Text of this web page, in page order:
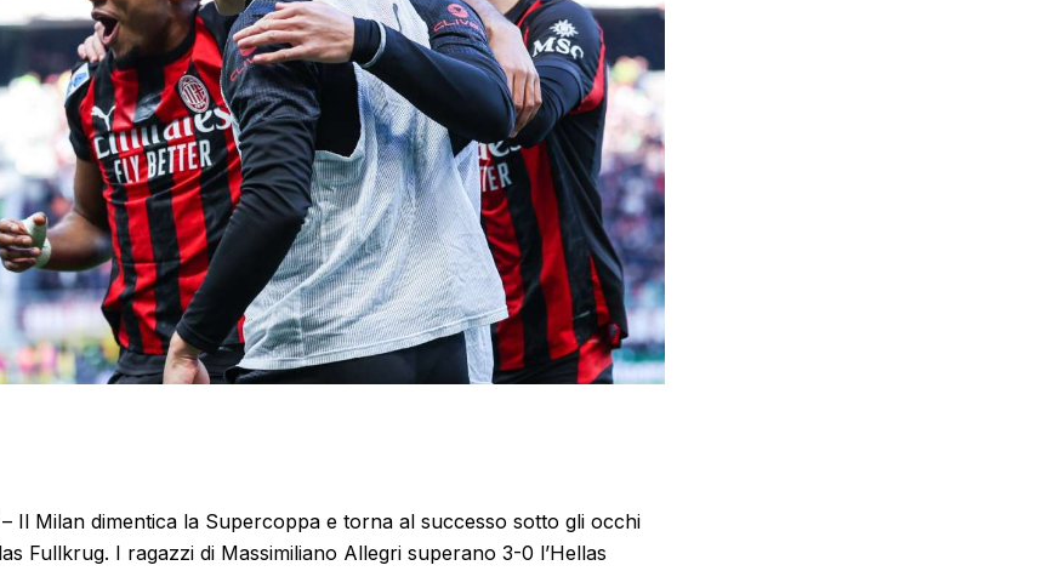
Il Milan dimentica la Supercoppa e torna al successo sotto gli occhi
Fullkrug. I ragazzi di Massimiliano Allegri superano 3-0 l’Hellas